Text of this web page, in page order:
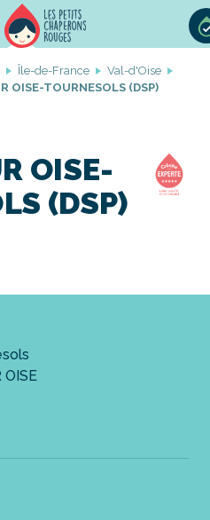
Île-de-France
Val-d'Oise
OISE-TOURNESOLS (DSP)
OISE-
(DSP)
OISE